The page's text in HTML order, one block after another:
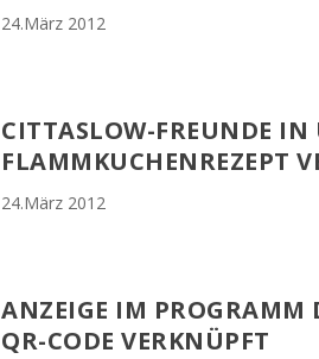
24.März 2012
CITTASLOW-FREUNDE
FLAMMKUCHENREZEPT
24.März 2012
ANZEIGE IM PROGRAMM
QR-CODE VERKNÜPFT